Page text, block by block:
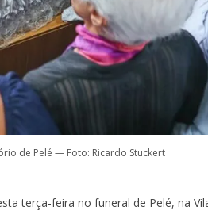
de Pelé — Foto: Ricardo Stuckert
terça-feira no funeral de Pelé, na